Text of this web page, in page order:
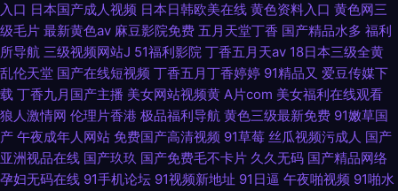
入口 日本国产成人视频 日本日韩欧美在线 黄色资料入口 黄色网三
级毛片 最新黄色av 麻豆影院免费 五月天堂丁香 国产精品水多 福利
所导航 三级视频网站J 51福利影院 丁香五月天av 18日本三级全黄
乱伦天堂 国产在线短视频 丁香五月丁香婷婷 91精品又 爱豆传媒下
载 丁香九月国产主播 美女网站视频黄 A片com 美女福利在线观看
狼人激情网 伦理片香港 极品福利导航 黄色三级最新免费 91嫩草国
产 午夜成年人网站 免费国产高清视频 91草莓 丝瓜视频污成人 国产
亚洲视品在线 国产玖玖 国产免费毛不卡片 久久无码 国产精品网络
孕妇无码在线 91手机论坛 91视频新地址 91日逼 午夜啪视频 91啪水